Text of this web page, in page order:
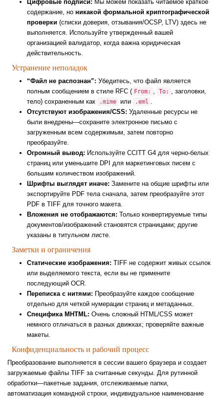
Цифровые подписи: Мы можем показать читаемое краткое
содержание, но никакой формальной криптографической
проверки (списки доверия, отзывания/OCSP, LTV) здесь не
выполняется. Используйте утвержденный вашей
организацией валидатор, когда важна юридическая
действительность.
Устранение неполадок
“Файл не распознан”: Убедитесь, что файл является
полным сообщением в стиле RFC ( From: , To: , заголовки,
тело) сохраненным как
.mime или .eml .
Отсутствуют изображения/CSS: Удаленные ресурсы не
были внедрены—сохраните электронное письмо с
загруженным всем содержимым, затем повторно
преобразуйте.
Огромный вывод: Используйте CCITT G4 для черно-белых
страниц или уменьшите DPI для маркетинговых писем с
большим количеством изображений.
Шрифты выглядят иначе: Замените на общие шрифты или
экспортируйте PDF тела сначала, затем преобразуйте этот
PDF в TIFF для точного макета.
Вложения не отображаются: Только конвертируемые типы
документов/изображений становятся страницами; другие
указаны в титульном листе.
Заметки и ограничения
Статические изображения: TIFF не содержит живых ссылок
или выделяемого текста, если вы не примените
последующий OCR.
Переписка с нитями: Преобразуйте каждое сообщение
отдельно для четкой нумерации страниц и метаданных.
Специфика MHTML: Очень сложный HTML/CSS может
немного отличаться в разных движках; проверяйте важные
макеты.
Конфиденциальность и рабочий процесс
Преобразование выполняется в сессии вашего браузера и создает
загружаемые файлы TIFF за считанные секунды. Для рутинной
обработки—пакетные задания, отслеживаемые папки,
автоматизация командной строки, индивидуальное наименование